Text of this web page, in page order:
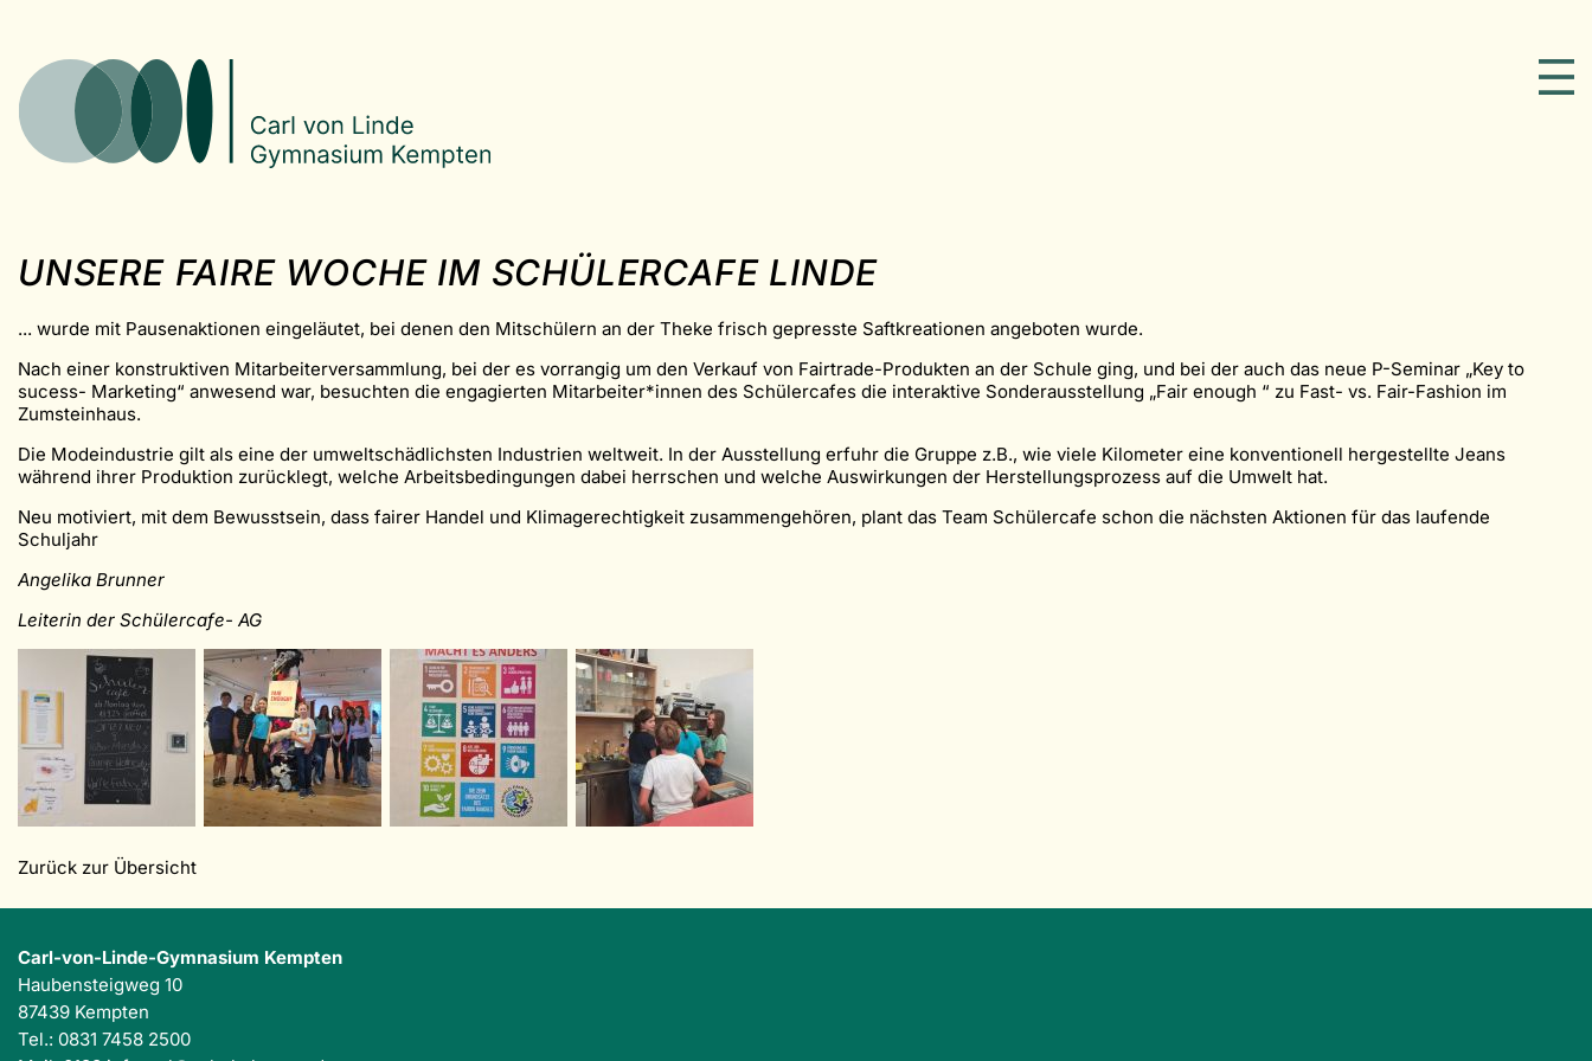
UNSERE FAIRE WOCHE IM SCHÜLERCAFE LINDE
... wurde mit Pausenaktionen eingeläutet, bei denen den Mitschülern an der Theke frisch gepresste Saftkreationen angeboten wurde.
Nach einer konstruktiven Mitarbeiterversammlung, bei der es vorrangig um den Verkauf von Fairtrade-Produkten an der Schule ging, und bei der auch das neue P-Seminar „Key to
sucess- Marketing“ anwesend war, besuchten die engagierten Mitarbeiter*innen des Schülercafes die interaktive Sonderausstellung „Fair enough “ zu Fast- vs. Fair-Fashion im
Zumsteinhaus.
Die Modeindustrie gilt als eine der umweltschädlichsten Industrien weltweit. In der Ausstellung erfuhr die Gruppe z.B., wie viele Kilometer eine konventionell hergestellte Jeans
während ihrer Produktion zurücklegt, welche Arbeitsbedingungen dabei herrschen und welche Auswirkungen der Herstellungsprozess auf die Umwelt hat.
Neu motiviert, mit dem Bewusstsein, dass fairer Handel und Klimagerechtigkeit zusammengehören, plant das Team Schülercafe schon die nächsten Aktionen für das laufende
Schuljahr
Angelika Brunner
Leiterin der Schülercafe- AG
Zurück zur Übersicht
Carl-von-Linde-Gymnasium Kempten
Haubensteigweg 10
87439 Kempten
Tel.: 0831 7458 2500